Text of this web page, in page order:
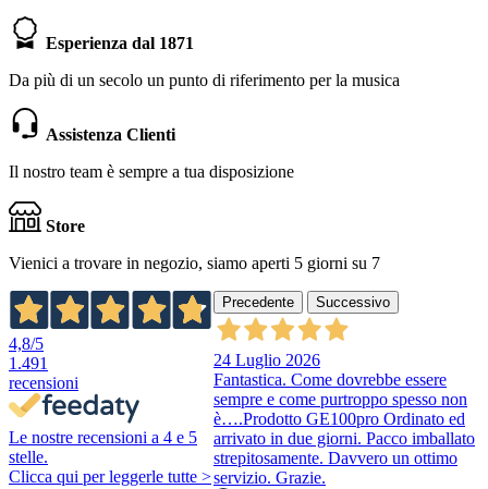
Esperienza dal 1871
Da più di un secolo un punto di riferimento per la musica
Assistenza Clienti
Il nostro team è sempre a tua disposizione
Store
Vienici a trovare in negozio, siamo aperti 5 giorni su 7
4,8/5
1.491
recensioni
Le nostre recensioni a 4 e 5
stelle.
Clicca qui per leggerle tutte >
Precedente Successivo
24 Luglio 2026
Fantastica. Come dovrebbe essere
sempre e come purtroppo spesso non
è….Prodotto GE100pro Ordinato ed
arrivato in due giorni. Pacco imballato
strepitosamente. Davvero un ottimo
servizio. Grazie.